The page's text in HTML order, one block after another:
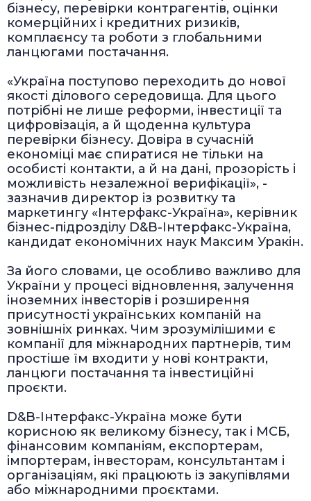
бізнесу, перевірки контрагентів, оцінки
комерційних і кредитних ризиків,
комплаєнсу та роботи з глобальними
ланцюгами постачання.
«Україна поступово переходить до нової
якості ділового середовища. Для цього
потрібні не лише реформи, інвестиції та
цифровізація, а й щоденна культура
перевірки бізнесу. Довіра в сучасній
економіці має спиратися не тільки на
особисті контакти, а й на дані, прозорість і
можливість незалежної верифікації», -
зазначив директор із розвитку та
маркетингу «Інтерфакс-Україна», керівник
бізнес-підрозділу D&B-Інтерфакс-Україна,
кандидат економічних наук Максим Уракін.
За його словами, це особливо важливо для
України у процесі відновлення, залучення
іноземних інвесторів і розширення
присутності українських компаній на
зовнішніх ринках. Чим зрозумілішими є
компанії для міжнародних партнерів, тим
простіше їм входити у нові контракти,
ланцюги постачання та інвестиційні
проєкти.
D&B-Інтерфакс-Україна може бути
корисною як великому бізнесу, так і МСБ,
фінансовим компаніям, експортерам,
імпортерам, інвесторам, консультантам і
організаціям, які працюють із закупівлями
або міжнародними проєктами.